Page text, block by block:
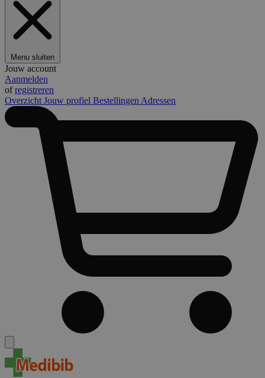
Menu sluiten
Jouw account
Aanmelden
ofregistreren
Overzicht Jouw profiel Bestellingen Adressen